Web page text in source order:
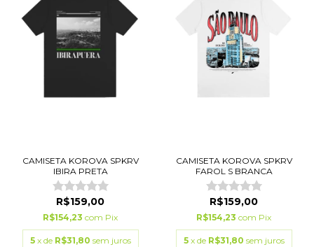
CAMISETA KOROVA SPKRV
IBIRA PRETA
R$159,00
R$154,23 com Pix
5 x de R$31,80 sem juros
CAMISETA KOROVA SPKRV
FAROL S BRANCA
R$159,00
R$154,23 com Pix
5 x de R$31,80 sem juros